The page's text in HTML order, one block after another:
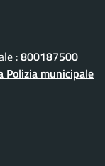
:800187500
Polizia municipale